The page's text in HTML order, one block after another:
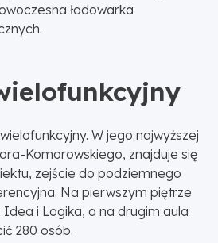
ładowarka
W jego najwyższej
Komorowskiego, znajduje się
zejście do podziemnego
Na pierwszym piętrze
Idea i Logika, a na drugim aula
280 osób.